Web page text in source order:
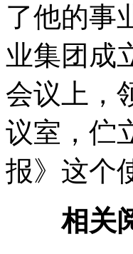
了他的事
业集团成
会议上，
议室，伫
报》这个
相关